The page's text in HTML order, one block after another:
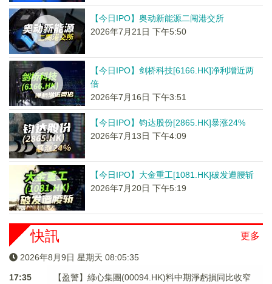
【今日IPO】奥动新能源二闯港交所
2026年7月21日 下午5:50
【今日IPO】剑桥科技[6166.HK]净利增近两
倍
2026年7月16日 下午3:51
【今日IPO】钧达股份[2865.HK]暴涨24%
2026年7月13日 下午4:09
【今日IPO】大金重工[1081.HK]破发遭腰斩
2026年7月20日 下午5:19
更多
快訊
2026年8月9日 星期天 08:05:35
17:35
【盈警】綠心集團(00094.HK)料中期淨虧損同比收窄